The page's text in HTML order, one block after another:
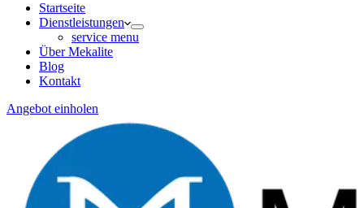
Startseite
Dienstleistungen
service menu
Über Mekalite
Blog
Kontakt
Angebot einholen